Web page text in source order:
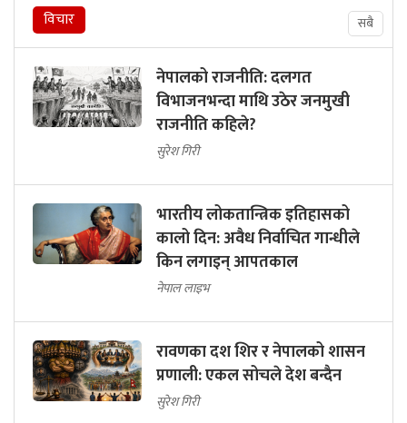
विचार सबै
नेपालको राजनीति: दलगत
विभाजनभन्दा माथि उठेर जनमुखी
राजनीति कहिले?
सुरेश गिरी
भारतीय लोकतान्त्रिक इतिहासको
कालो दिन: अवैध निर्वाचित गान्धीले
किन लगाइन् आपतकाल
नेपाल लाइभ
रावणका दश शिर र नेपालको शासन
प्रणाली: एकल सोचले देश बन्दैन
सुरेश गिरी